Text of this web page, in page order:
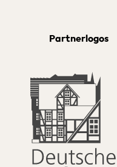
Partnerlogos